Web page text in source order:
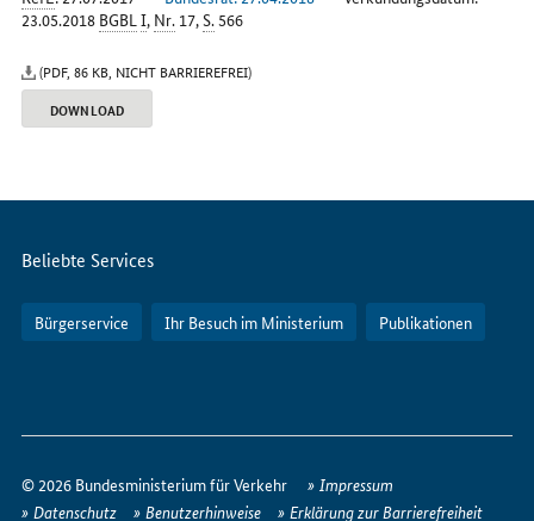
23.05.2018 BGBL I, Nr.17,S.566
(PDF, 86 KB, NICHT BARRIEREFREI)
DOWNLOAD
Servicemenü
Beliebte Services
Bürgerservice Ihr Besuch im Ministerium Publikationen
erreichen
Sie
© 2026 Bundesministerium für Verkehr
Impressum
Datenschutz
Benutzerhinweise Erklärung zur Barrierefreiheit